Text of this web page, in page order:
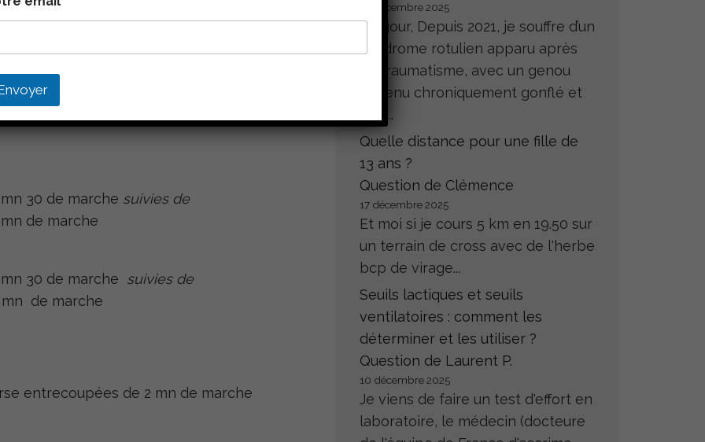
suivie de
mn 30 de marche
suivie de
de marche
30 de marche suivies de
de marche
30 de marche suivies de
de marche
entrecoupées de 2 mn de marche
23 décembre 2025
Bonjour, Depuis 2021, je souffre d’un
syndrome rotulien apparu après
un traumatisme, avec un genou
devenu chroniquement gonflé et
très...
Quelle distance pour une fille de
13 ans ?
Question de Clémence
17 décembre 2025
Et moi si je cours 5 km en 19.50 sur
un terrain de cross avec de l'herbe
bcp de virage...
Seuils lactiques et seuils
ventilatoires : comment les
déterminer et les utiliser ?
Question de Laurent P.
10 décembre 2025
Je viens de faire un test d'effort en
laboratoire, le médecin (docteure